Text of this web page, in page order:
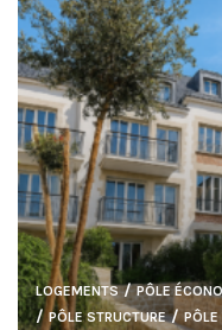
LOGEMENTS/PÔLE
/ PÔLE STRUCTURE/